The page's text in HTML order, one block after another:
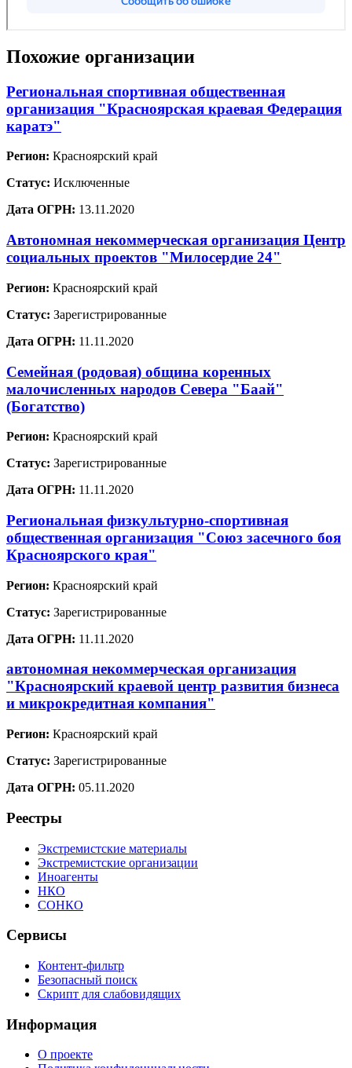
Похожие организации
Региональная спортивная общественная
организация "Красноярская краевая Федерация
каратэ"
Регион: Красноярский край
Статус: Исключенные
Дата ОГРН: 13.11.2020
Автономная некоммерческая организация Центр
социальных проектов "Милосердие 24"
Регион: Красноярский край
Статус: Зарегистрированные
Дата ОГРН: 11.11.2020
Семейная (родовая) община коренных
малочисленных народов Севера "Баай"
(Богатство)
Регион: Красноярский край
Статус: Зарегистрированные
Дата ОГРН: 11.11.2020
Региональная физкультурно-спортивная
общественная организация "Союз засечного боя
Красноярского края"
Регион: Красноярский край
Статус: Зарегистрированные
Дата ОГРН: 11.11.2020
автономная некоммерческая организация
"Красноярский краевой центр развития бизнеса
и микрокредитная компания"
Регион: Красноярский край
Статус: Зарегистрированные
Дата ОГРН: 05.11.2020
Реестры
Экстремистские материалы
Экстремистские организации
Иноагенты
НКО
СОНКО
Сервисы
Контент-фильтр
Безопасный поиск
Скрипт для слабовидящих
Информация
О проекте